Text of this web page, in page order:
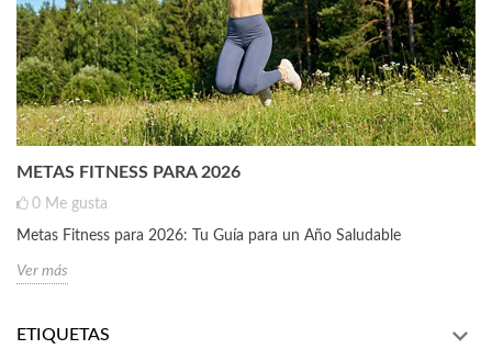
METAS FITNESS PARA 2026
0 Me gusta
Metas Fitness para 2026: Tu Guía para un Año Saludable
Ver más
ETIQUETAS